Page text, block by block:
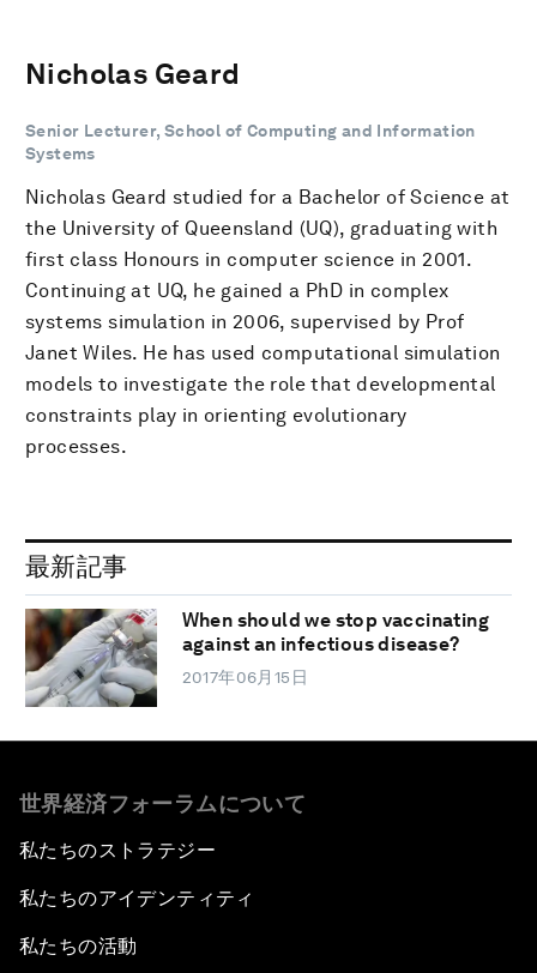
Nicholas Geard
Senior Lecturer, School of Computing and Information
Systems
Nicholas Geard studied for a Bachelor of Science at
the University of Queensland (UQ), graduating with
first class Honours in computer science in 2001.
Continuing at UQ, he gained a PhD in complex
systems simulation in 2006, supervised by Prof
Janet Wiles. He has used computational simulation
models to investigate the role that developmental
constraints play in orienting evolutionary
processes.
最新記事
When should we stop vaccinating
against an infectious disease?
2017年06月15日
世界経済フォーラムについて
私たちのストラテジー
私たちのアイデンティティ
私たちの活動